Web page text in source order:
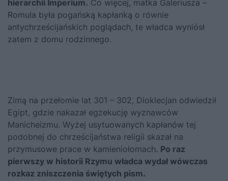
hierarchii Imperium. Co więcej, matka Galeriusza –
Romula była pogańską kapłanką o równie
antychrześcijańskich poglądach, te władca wyniósł
zatem z domu rodzinnego.
Zimą na przełomie lat 301 – 302, Dioklecjan odwiedził
Egipt, gdzie nakazał egzekucję wyznawców
Manicheizmu. Wyżej usytuowanych kapłanów tej
podobnej do chrześcijaństwa religii skazał na
przymusowe prace w kamieniołomach. Po raz
pierwszy w historii Rzymu władca wydał wówczas
rozkaz zniszczenia świętych pism.